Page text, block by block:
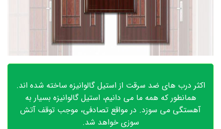
اکثر درب های ضد سرقت از استیل گالوانیزه ساخته شده اند.
همانطور که همه ما می دانیم، استیل گالوانیزه بسیار به
آهستگی می سوزد. در مواقع تصادفی، موجب توقف آتش
سوزی خواهد شد.